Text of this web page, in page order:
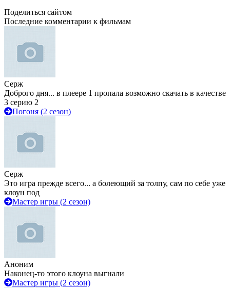
Поделиться сайтом
Последние комментарии к фильмам
Серж
Доброго дня... в плеере 1 пропала возможно скачать в качестве
3 серию 2
Погоня (2 сезон)
Серж
Это игра прежде всего... а болеющий за толпу, сам по себе уже
клоун под
Мастер игры (2 сезон)
Аноним
Наконец-то этого клоуна выгнали
Мастер игры (2 сезон)